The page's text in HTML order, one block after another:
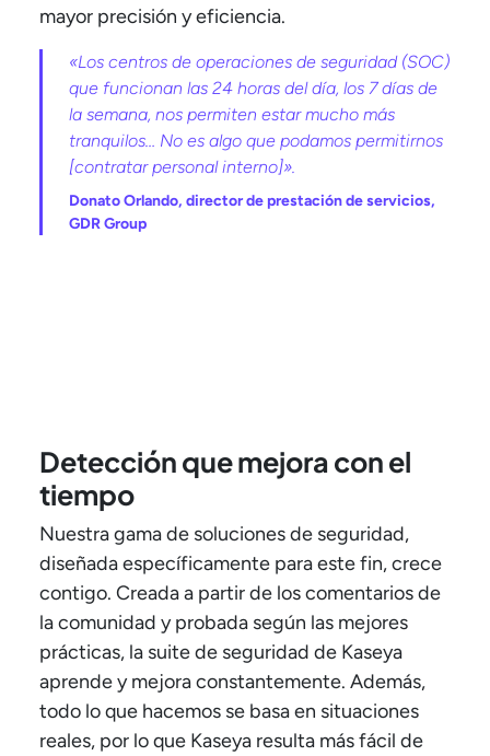
mayor precisión y eficiencia.
«Los centros de operaciones de seguridad (SOC)
que funcionan las 24 horas del día, los 7 días de
la semana, nos permiten estar mucho más
tranquilos… No es algo que podamos permitirnos
[contratar personal interno]».
Donato Orlando, director de prestación de servicios,
GDR Group
Detección que mejora con el
tiempo
Nuestra gama de soluciones de seguridad,
diseñada específicamente para este fin, crece
contigo. Creada a partir de los comentarios de
la comunidad y probada según las mejores
prácticas, la suite de seguridad de Kaseya
aprende y mejora constantemente. Además,
todo lo que hacemos se basa en situaciones
reales, por lo que Kaseya resulta más fácil de